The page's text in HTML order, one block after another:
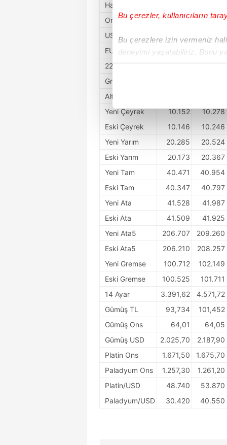
Bu çerezler, kullanıcıların
Bu çerezlere izin vermeniz
deneyimi yaşatabiliriz. Bunu
içerikleri sunabilmek adına
Sizlere daha iyi bir hizmet
çerezler vasıtasıyla çeşitli
reklam/pazarlama faaliyetlerinin
Çerezlere ilişkin tercihlerinizi
6698 sayılı Kişisel Verilerin
mevzuata uygun olarak
Has Altın
Ons Altın
4.133,6
4.134,1
USD/KG
133.670
134.420
EUR/KG
116.780
117.760
22 Ayar
5.655,64 5.930,98
Gram Altın
Altın/Gümüş
Yeni Çeyrek
10.152
10.278
Eski Çeyrek
10.146
10.246
Yeni Yarım
20.285
20.524
Eski Yarım
20.173
20.367
Yeni Tam
40.471
40.954
Eski Tam
40.347
40.797
Yeni Ata
41.528
41.987
Eski Ata
41.509
41.925
Yeni Ata5
206.707
209.260
Eski Ata5
206.210
208.257
Yeni Gremse
100.712
102.149
Eski Gremse
100.525
101.711
14 Ayar
3.391,62
4.571,72
Gümüş TL
93,734
101,452
Gümüş Ons
64,01
64,05
Gümüş USD
2.025,70
2.187,90
Platin Ons
1.671,50
1.675,70
Paladyum Ons
1.257,30
1.261,20
Platin/USD
48.740
53.870
Paladyum/USD
30.420 40.550